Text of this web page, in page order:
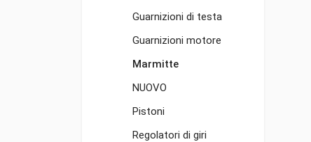
Guarnizioni di testa
Guarnizioni motore
Marmitte
NUOVO
Pistoni
Regolatori di giri